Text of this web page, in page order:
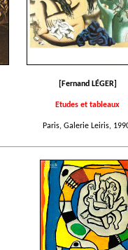
[Fernand LÉGER]
Etudes et tableaux
Paris, Galerie Leiris,